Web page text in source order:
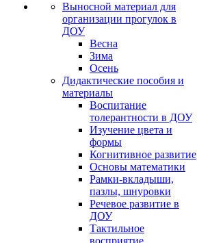
Выносной материал для
организации прогулок в
ДОУ
Весна
Зима
Осень
Дидактические пособия и
материалы
Воспитание
толерантности в ДОУ
Изучение цвета и
формы
Когнитивное развитие
Основы математики
Рамки-вкладыши,
пазлы, шнуровки
Речевое развитие в
ДОУ
Тактильное
восприятие